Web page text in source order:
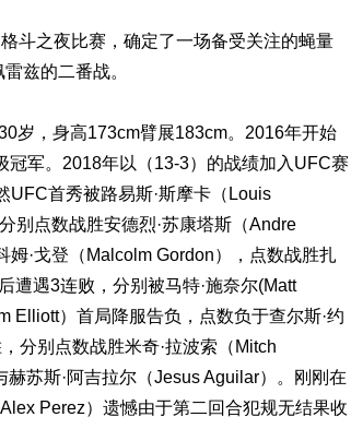
斗之夜比赛，确定了一场备受关注的蝇量
兹的二番战。
岁，身高173cm臂展183cm。2016年开始
军。2018年以（13-3）的战绩加入UFC赛
UFC首秀被路易斯·斯摩卡（Louis
别点数战胜安德烈·苏康塔斯（Andre
·戈登（Malcolm Gordon），点数战胜扎
遭遇3连败，分别被马特·施奈尔(Matt
Elliott）首局降服告负，点数负于查尔斯·约
分别点数战胜米奇·拉波索（Mitch
苏斯·阿吉拉尔（Jesus Aguilar）。刚刚在
Perez）遗憾由于第二回合犯规无结果收